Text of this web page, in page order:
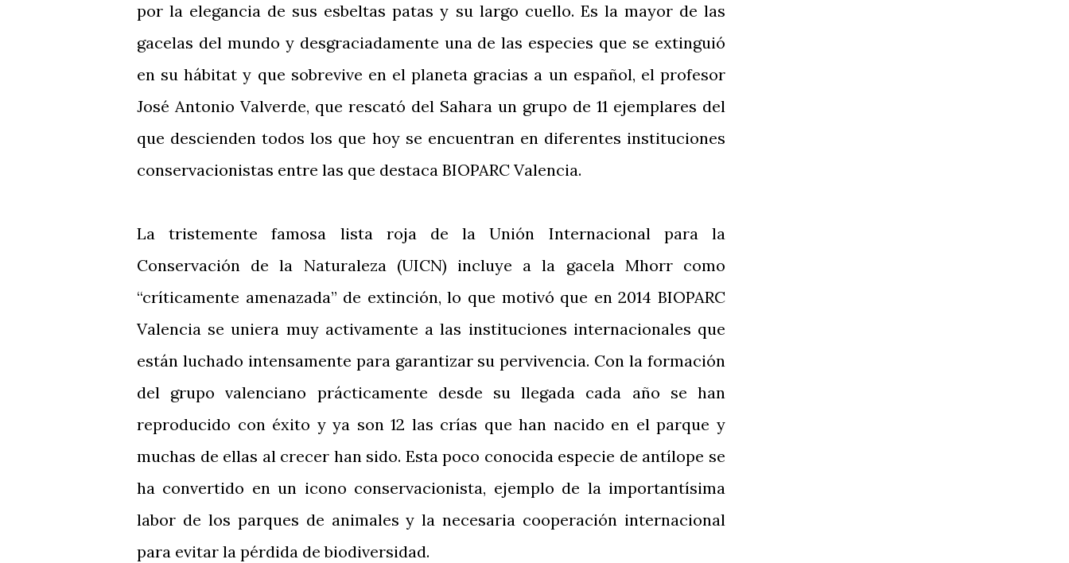
por la elegancia de sus esbeltas patas y su largo cuello. Es la mayor de las
gacelas del mundo y desgraciadamente una de las especies que se extinguió
en su hábitat y que sobrevive en el planeta gracias a un español, el profesor
José Antonio Valverde, que rescató del Sahara un grupo de 11 ejemplares del
que descienden todos los que hoy se encuentran en diferentes instituciones
conservacionistas entre las que destaca BIOPARC Valencia.
La tristemente famosa lista roja de la Unión Internacional para la
Conservación de la Naturaleza (UICN) incluye a la gacela Mhorr como
“críticamente amenazada” de extinción, lo que motivó que en 2014 BIOPARC
Valencia se uniera muy activamente a las instituciones internacionales que
están luchado intensamente para garantizar su pervivencia. Con la formación
del grupo valenciano prácticamente desde su llegada cada año se han
reproducido con éxito y ya son 12 las crías que han nacido en el parque y
muchas de ellas al crecer han sido. Esta poco conocida especie de antílope se
ha convertido en un icono conservacionista, ejemplo de la importantísima
labor de los parques de animales y la necesaria cooperación internacional
para evitar la pérdida de biodiversidad.